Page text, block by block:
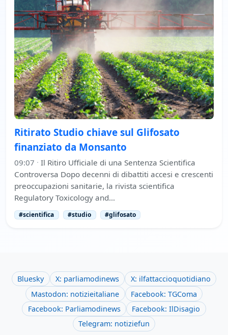
Ritirato Studio chiave sul Glifosato
finanziato da Monsanto
09:07 · Il Ritiro Ufficiale di una Sentenza Scientifica
Controversa Dopo decenni di dibattiti accesi e crescenti
preoccupazioni sanitarie, la rivista scientifica
Regulatory Toxicology and…
#scientifica #studio #glifosato
Bluesky X: parliamodinews
X: ilfattaccioquotidiano
Mastodon: notizieitaliane
Facebook: TGComa
Facebook: Parliamodinews
Facebook: IlDisagio
Telegram: notiziefun